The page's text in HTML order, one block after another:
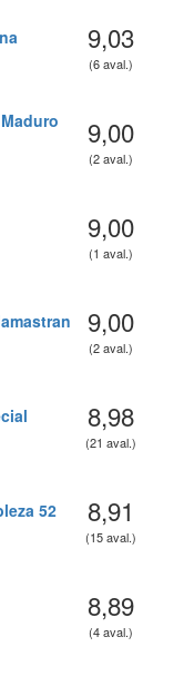
9,03
(6 aval.)
9,00
(2 aval.)
9,00
(1 aval.)
9,00
(2 aval.)
8,98
(21 aval.)
52 8,91
(15 aval.)
8,89
(4 aval.)